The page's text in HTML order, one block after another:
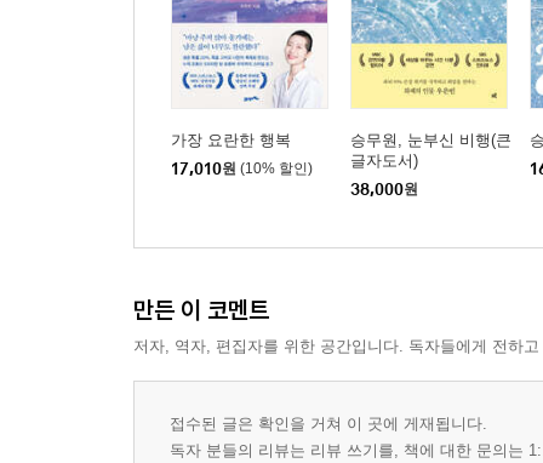
가장 요란한 행복
17,010원 (10% 할인)
승무원, 눈부신 비행(큰
글자도서)
38,000원
만든 이 코멘트
저자, 역자, 편집자를 위한 공간입니다. 독자들에게 전하
접수된 글은 확인을 거쳐 이 곳에 게재됩니다.
독자 분들의 리뷰는 리뷰 쓰기를, 책에 대한 문의는